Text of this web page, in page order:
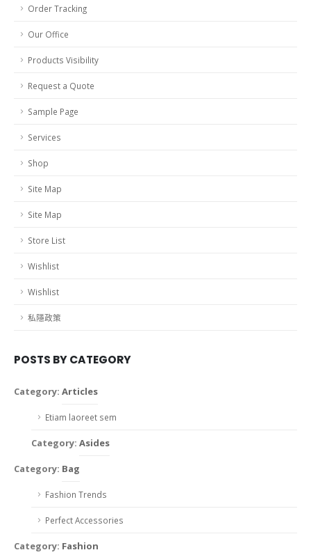
Order Tracking
Our Office
Products Visibility
Request a Quote
Sample Page
Services
Shop
Site Map
Site Map
Store List
Wishlist
Wishlist
私隱政策
POSTS BY CATEGORY
Category: Articles
Etiam laoreet sem
Category: Asides
Category: Bag
Fashion Trends
Perfect Accessories
Category: Fashion